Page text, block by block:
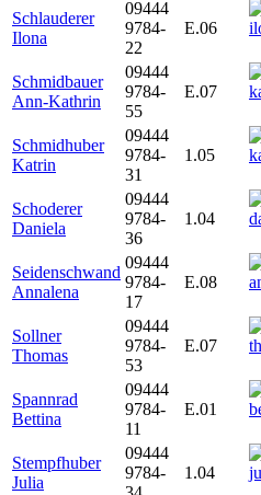
Schlauderer
Ilona
09444
9784-
22
E.06
Schmidbauer
Ann-Kathrin
09444
9784-
55
E.07
Schmidhuber
Katrin
09444
9784-
31
1.05
Schoderer
Daniela
09444
9784-
36
1.04
Seidenschwand
Annalena
09444
9784-
17
E.08
Sollner
Thomas
09444
9784-
53
E.07
Spannrad
Bettina
09444
9784-
11
E.01
Stempfhuber
Julia
09444
9784-
1.04